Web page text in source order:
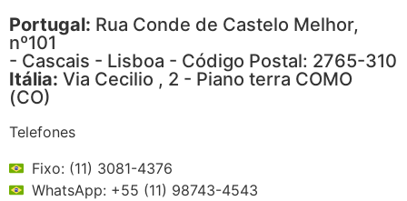
Portugal: Rua Conde de Castelo Melhor,
nº101
- Cascais - Lisboa - Código Postal: 2765-310
Itália: Via Cecilio , 2 - Piano terra COMO
(CO)
Telefones
Fixo: (11) 3081-4376
WhatsApp: +55 (11) 98743-4543